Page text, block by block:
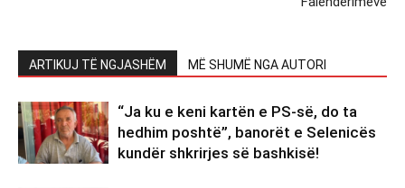
ARTIKUJ TË NGJASHËM MË SHUMË NGA AUTORI
“Ja ku e keni kartën e PS-së, do ta
hedhim poshtë”, banorët e Selenicës
kundër shkrirjes së bashkisë!